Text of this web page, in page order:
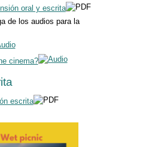
oral y escrita
de los audios para la
cinema?
escrita